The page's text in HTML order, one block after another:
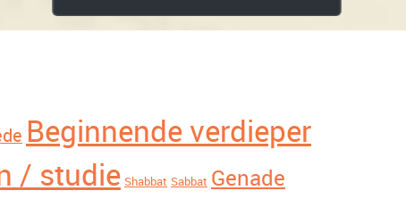
Beginnende verdieper
/ studie Shabbat Sabbat Genade